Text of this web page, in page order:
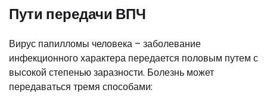
Пути передачи ВПЧ
Вирус папилломы человека – заболевание
инфекционного характера передается половым путем с
высокой степенью заразности. Болезнь может
передаваться тремя способами: